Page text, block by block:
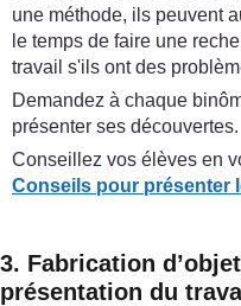
une méthode, ils peuvent
le temps de faire une
travail s'ils ont des
Demandez à chaque
présenter ses découvertes.
Conseillez vos élèves en
Conseils pour présenter
3. Fabrication
présentation du